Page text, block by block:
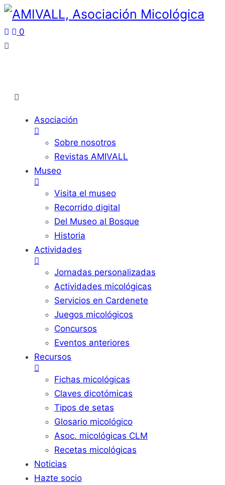
0
Asociación
Sobre nosotros
Revistas AMIVALL
Museo
Visita el museo
Recorrido digital
Del Museo al Bosque
Historia
Actividades
Jornadas personalizadas
Actividades micológicas
Servicios en Cardenete
Juegos micológicos
Concursos
Eventos anteriores
Recursos
Fichas micológicas
Claves dicotómicas
Tipos de setas
Glosario micológico
Asoc. micológicas CLM
Recetas micológicas
Noticias
Hazte socio